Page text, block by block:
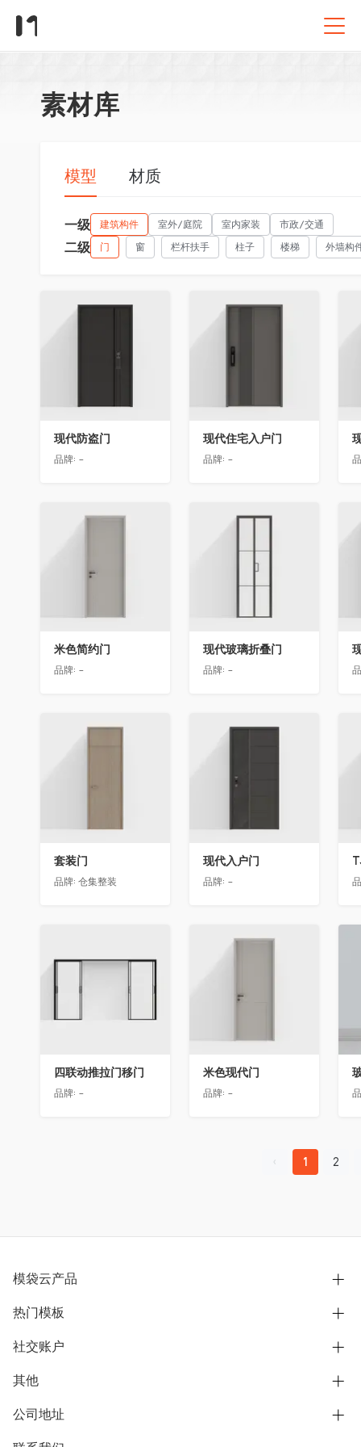
素材库
模型 材质
一级 建筑构件 室外/庭院 室内家装 市政/交通
二级 门 窗 栏杆扶手 柱子 楼梯 外墙构
收藏
现代防盗门
品牌: -
收藏
现代住宅入户门
品牌: -
收藏
米色简约门
品牌: -
收藏
现代玻璃折叠门
品牌: -
收藏
套装门
品牌: 仓集整装
收藏
现代入户门
品牌: -
四联动推拉门移门
品牌: -
收藏
米色现代门
品牌: -
1 2
模袋云产品
别墅设计营销
模型协同展示分享
别墅社区
热门模板
欧式别墅
中式别墅
社交账户
B站
抖音
微信公众号
其他
用户服务协议
隐私政策
公司地址